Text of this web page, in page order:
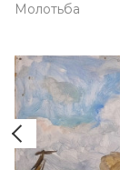
Молотьба